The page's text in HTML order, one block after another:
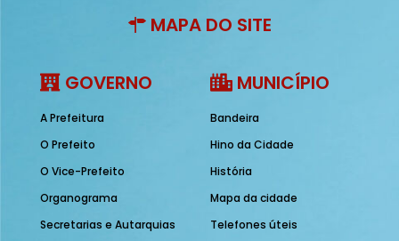
MAPA DO SITE
GOVERNO
A Prefeitura
O Prefeito
O Vice-Prefeito
Organograma
Secretarias e Autarquias
MUNICÍPIO
Bandeira
Hino da Cidade
História
Mapa da cidade
Telefones úteis